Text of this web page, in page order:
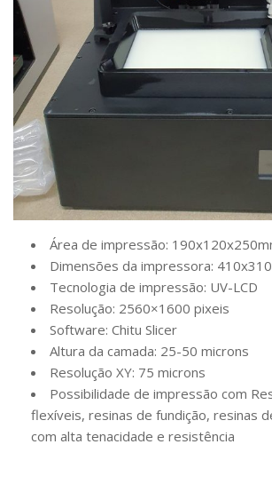
Área de impressão:
Dimensões da impressora:
Tecnologia de impressão: UV-LCD
Resolução: 2560×1600 pixeis
Software: Chitu Slicer
Altura da camada: 25-50 microns
Resolução XY: 75 microns
Possibilidade de impressão com
flexíveis, resinas de fundição, resinas
com alta tenacidade e resistência